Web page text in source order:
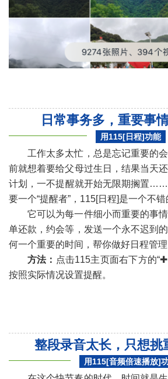
日常事务多，重要事
«
用115[日程]功能
工作太多太忙，总是忘记重要的
前就想着要给父母过生日，结果当天
计划，一不提醒就开始无限期搁置
要一个“提醒者”，115[日程]是一个不错
它可以为每一件细小而重要的事
单还款，约会等，发送一个永不迟到
何一个重要的时间，帮你做好日程管理
方法： 点击115主页面右下方的
按照实际情况设置提醒。
整段录音太长，只想挑
用115[音频倍速播放]